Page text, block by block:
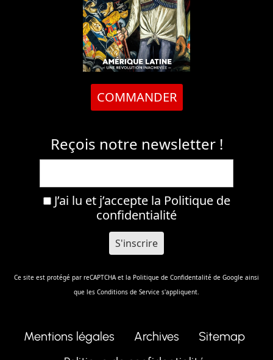
COMMANDER
Reçois notre newsletter !
J’ai lu et j’accepte la Politique de
confidentialité
Ce site est protégé par reCAPTCHA et la Politique de Confidentalité de Google ainsi
que les Conditions de Service s'appliquent.
Mentions légales Archives
Sitemap